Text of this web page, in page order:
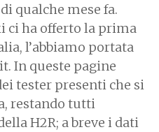
qualche mese fa.
ci ha offerto la prima
l’abbiamo portata
In queste pagine
tester presenti che si
restando tutti
H2R; a breve i dati